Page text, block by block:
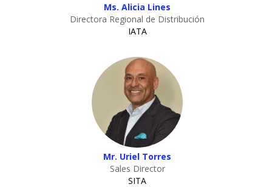
Ms. Alicia Lines
Directora Regional de Distribución
IATA
Mr. Uriel Torres
Sales Director
SITA